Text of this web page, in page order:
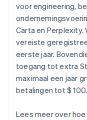
voor engineering,
Carta en Perplexity.
vereiste
eerste jaar.
toegang tot extra
maximaal een jaar
betalingen tot $
Lees meer over